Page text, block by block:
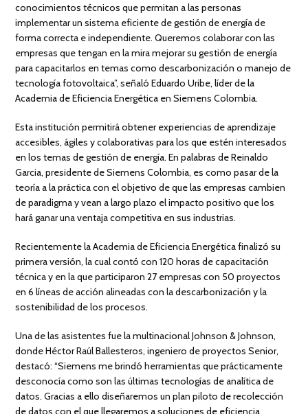
conocimientos técnicos que permitan a las personas
implementar un sistema eficiente de gestión de energía de
forma correcta e independiente. Queremos colaborar con las
empresas que tengan en la mira mejorar su gestión de energía
para capacitarlos en temas como descarbonización o manejo de
tecnología fotovoltaica”, señaló Eduardo Uribe, líder de la
Academia de Eficiencia Energética en Siemens Colombia.
Esta institución permitirá obtener experiencias de aprendizaje
accesibles, ágiles y colaborativas para los que estén interesados
en los temas de gestión de energía. En palabras de Reinaldo
Garcia, presidente de Siemens Colombia, es como pasar de la
teoría a la práctica con el objetivo de que las empresas cambien
de paradigma y vean a largo plazo el impacto positivo que los
hará ganar una ventaja competitiva en sus industrias.
Recientemente la Academia de Eficiencia Energética finalizó su
primera versión, la cual contó con 120 horas de capacitación
técnica y en la que participaron 27 empresas con 50 proyectos
en 6 líneas de acción alineadas con la descarbonización y la
sostenibilidad de los procesos.
Una de las asistentes fue la multinacional Johnson & Johnson,
donde Héctor Raúl Ballesteros, ingeniero de proyectos Senior,
destacó: “Siemens me brindó herramientas que prácticamente
desconocía como son las últimas tecnologías de analítica de
datos. Gracias a ello diseñaremos un plan piloto de recolección
de datos con el que llegaremos a soluciones de eficiencia